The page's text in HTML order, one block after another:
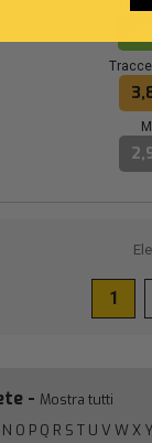
1
- Mostra tutti
N O P Q R S T U V W X Y